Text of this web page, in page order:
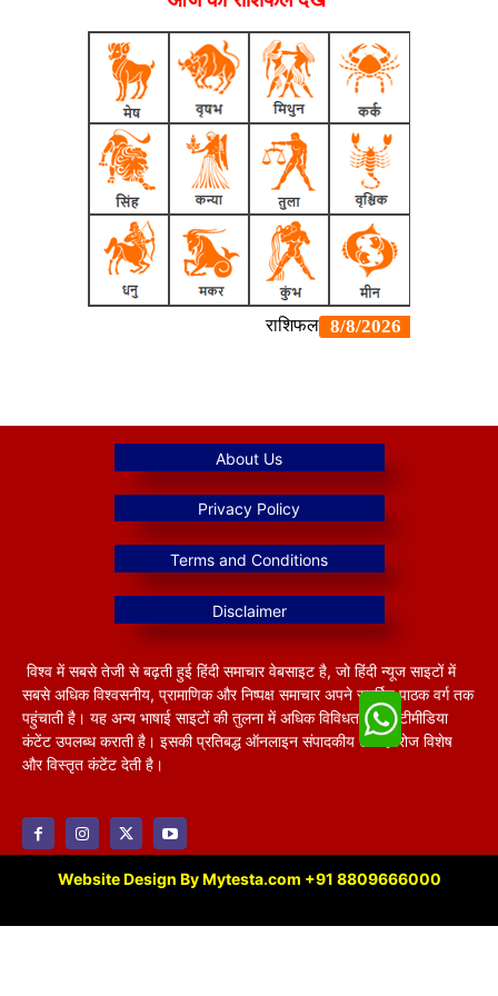
विश्व में सबसे तेजी से बढ़ती हुई हिंदी समाचार वेबसाइट है, जो हिंदी न्यूज साइटों में
सबसे अधिक विश्वसनीय, प्रामाणिक और निष्पक्ष समाचार अपने समर्पित पाठक वर्ग तक
पहुंचाती है। यह अन्य भाषाई साइटों की तुलना में अधिक विविधतापूर्ण मल्टीमीडिया
कंटेंट उपलब्ध कराती है। इसकी प्रतिबद्ध ऑनलाइन संपादकीय टीम हररोज विशेष
और विस्तृत कंटेंट देती है।
Website Design By Mytesta.com +91 8809666000